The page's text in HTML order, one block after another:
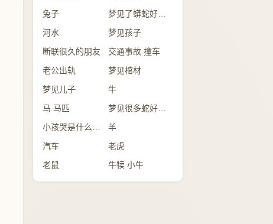
兔子
梦见了蟒蛇好不好？
河水
梦见孩子
断联很久的朋友
交通事故 撞车
老公出轨
梦见棺材
梦见儿子
牛
马 马匹
梦见很多蛇好不好？
羊
汽车
老虎
老鼠
牛犊 小牛